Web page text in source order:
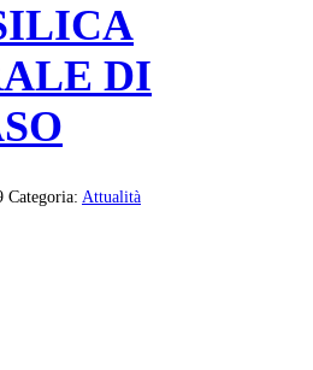
DI
Categoria: Attualità